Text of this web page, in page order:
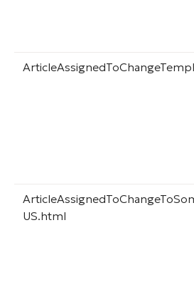
US.html